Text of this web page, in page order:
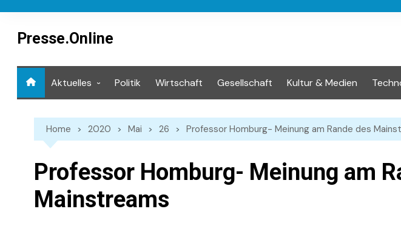
contentPresse.Online
Aktuelles Politik Wirtschaft Gesellschaft Kultur & Medien
Home 2020 Mai 26 Professor Homburg- Meinung am Rande des
Professor Homburg- Meinung am
Mainstreams